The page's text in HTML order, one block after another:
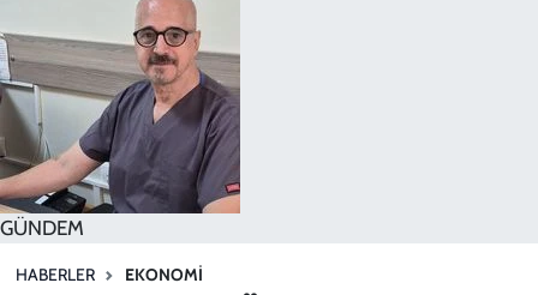
GÜNDEM
HABERLER EKONOMI
SPOR
TEKNOLOJİ
YAŞAM